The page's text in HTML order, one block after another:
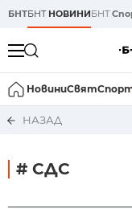
БНТБНТ НОВИНИБНТ
НовиниСвят
НАЗАД
# СДС